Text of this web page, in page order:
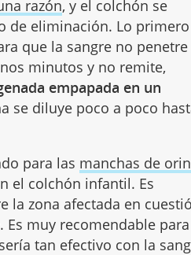
razón, y el colchón se
de eliminación. Lo
que la sangre no penetre
minutos y no remite,
empapada en un
se diluye poco a poco
para las manchas de
el colchón infantil. Es
la zona afectada en
muy recomendable para
tan efectivo con la